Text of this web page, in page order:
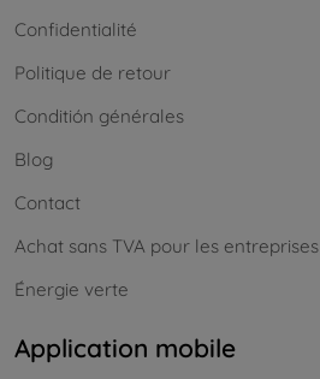
Confidentialité
Politique de retour
Conditión générales
Blog
Contact
Achat sans TVA pour les entreprises
Énergie verte
Application mobile